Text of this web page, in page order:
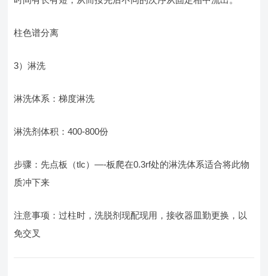
柱色谱分离
3）淋洗
淋洗体系：梯度淋洗
淋洗剂体积：400-800份
步骤：先点板（tlc）—-板爬在0.3rf处的淋洗体系适合将此物
质冲下来
注意事项：过柱时，洗脱剂现配现用，接收器皿勤更换，以
免交叉